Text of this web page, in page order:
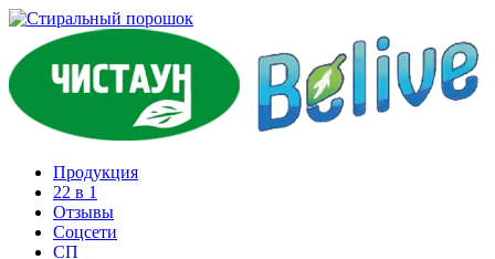
Продукция
22 в 1
Отзывы
Соцcети
СП